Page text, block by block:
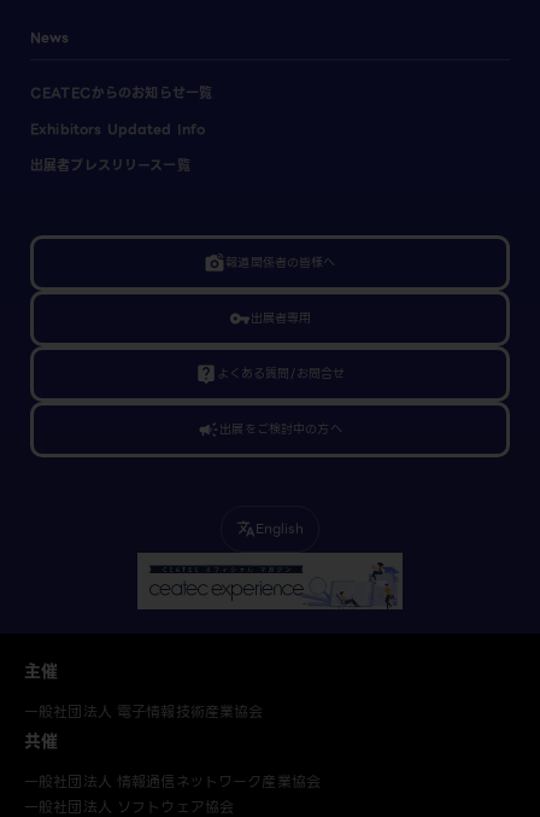
News
CEATECからのお知らせ一覧
Exhibitors Updated Info
出展者プレスリリース一覧
linked_camera報道関係者の皆様へ
vpn_key出展者専用
live_help よくある質問/お問合せ
campaign出展をご検討中の方へ
translateEnglish
主催
一般社団法人 電子情報技術産業協会
共催
一般社団法人 情報通信ネットワーク産業協会
一般社団法人 ソフトウェア協会